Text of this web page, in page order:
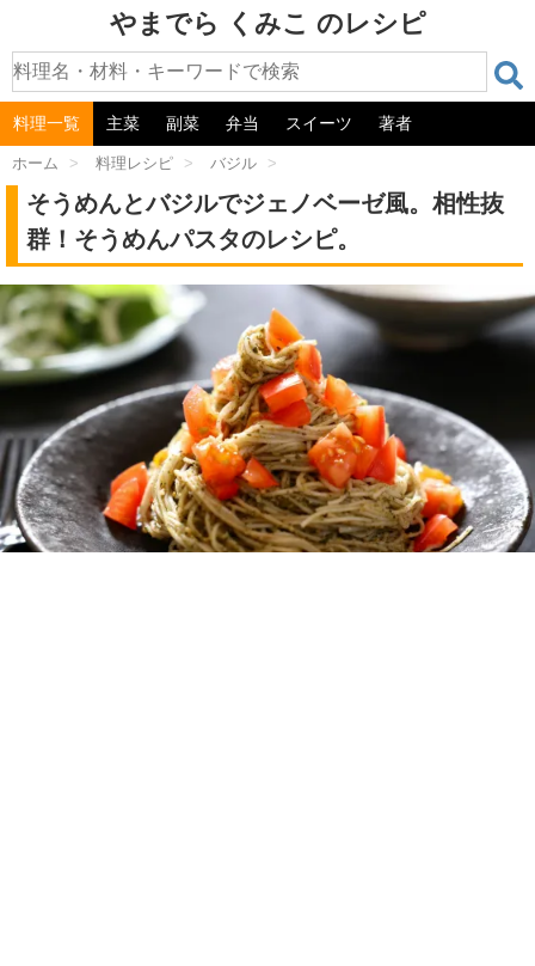
やまでら くみこ のレシピ
料理一覧 主菜 副菜 弁当 スイーツ 著者
ホーム > 料理レシピ > バジル >
そうめんとバジルでジェノベーゼ風。相性抜
群！そうめんパスタのレシピ。